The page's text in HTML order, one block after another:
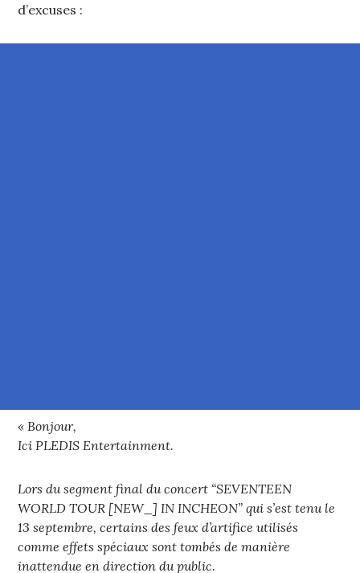
d’excuses :
« Bonjour,
Ici PLEDIS Entertainment.
Lors du segment final du concert “SEVENTEEN
WORLD TOUR [NEW_] IN INCHEON” qui s’est tenu le
13 septembre, certains des feux d’artifice utilisés
comme effets spéciaux sont tombés de manière
inattendue en direction du public.